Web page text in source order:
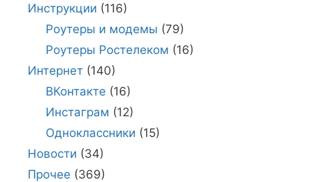
Инструкции (116)
Роутеры и модемы (79)
Роутеры Ростелеком (16)
Интернет (140)
ВКонтакте (16)
Инстаграм (12)
Одноклассники (15)
Новости (34)
Прочее (369)